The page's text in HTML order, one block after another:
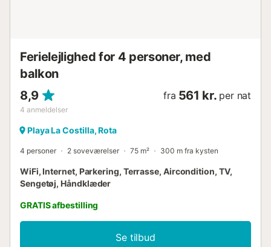
Ferielejlighed for 4 personer, med
balkon
8,9
4 anmeldelser
fra 561 kr. per nat
Playa La Costilla, Rota
4 personer 2 soveværelser 75 m² 300 m fra kysten
WiFi, Internet, Parkering, Terrasse, Aircondition, TV,
Sengetøj, Håndklæder
GRATIS afbestilling
Se tilbud